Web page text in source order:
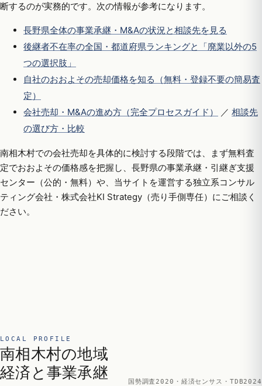
断するのが実務的です。次の情報が参考になります。
長野県全体の事業承継・M&Aの状況と相談先を見る
後継者不在率の全国・都道府県ランキングと「廃業以外の5
つの選択肢」
自社のおおよその売却価格を知る（無料・登録不要の簡易査
定）
会社売却・M&Aの進め方（完全プロセスガイド）
／ 相談先
の選び方・比較
南相木村での会社売却を具体的に検討する段階では、まず無料査
定でおおよその価格感を把握し、長野県の事業承継・引継ぎ支援
センター（公的・無料）や、当サイトを運営する独立系コンサル
ティング会社・株式会社KI Strategy（売り手側専任）にご相談く
ださい。
LOCAL PROFILE
南相木村の地域
経済と事業承継
国勢調査2020・経済センサス・TDB2024